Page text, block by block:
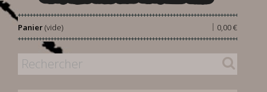
Panier 0,00 €
|
(vide)